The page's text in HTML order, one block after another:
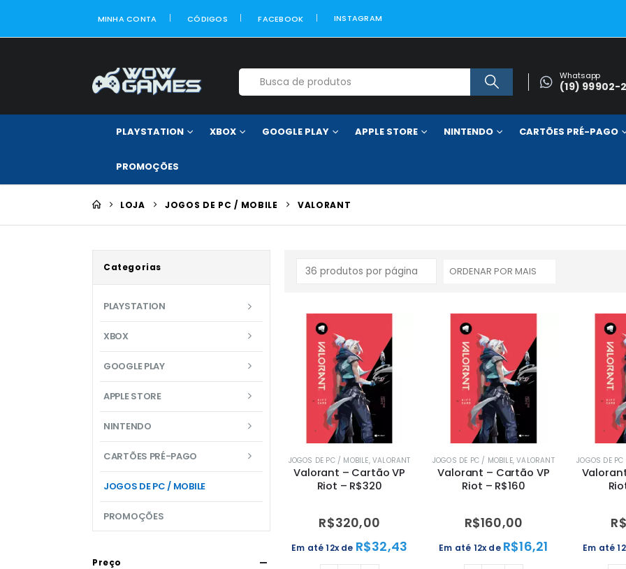
MINHA CONTA CÓDIGOS FACEBOOK INSTAGRAM
Whatsapp
(19) 99902-
PLAYSTATION XBOX GOOGLE PLAY APPLE STORE NINTENDO CARTÕES PRÉ-PAGO
PROMOÇÕES
LOJA JOGOS DE PC / MOBILE VALORANT
JOGOS DE PC / MOBILE,VALORANT
Valorant – Cartão VP
Riot – R$320
R$320,00
Em até 12x de R$32,43
JOGOS DE PC / MOBILE,VALORANT
Valorant – Cartão VP
Riot – R$160
R$160,00
Em até 12x de R$16,21
JOGOS DE
R$
Em até
Categorias
PLAYSTATION
XBOX
GOOGLE PLAY
APPLE STORE
NINTENDO
CARTÕES PRÉ-PAGO
JOGOS DE PC / MOBILE
PROMOÇÕES
Preço